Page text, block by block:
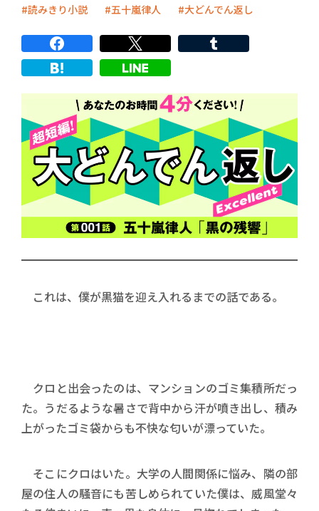
読みきり小説 五十嵐律人 大どんでん返し
これは、僕が黒猫を迎え入れるまでの話である。
クロと出会ったのは、マンションのゴミ集積所だっ
た。うだるような暑さで背中から汗が噴き出し、積み
上がったゴミ袋からも不快な匂いが漂っていた。
そこにクロはいた。大学の人間関係に悩み、隣の部
屋の住人の騒音にも苦しめられていた僕は、威風堂々